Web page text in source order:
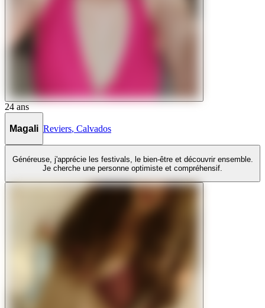
24 ans
Magali Reviers, Calvados
Généreuse, j'apprécie les festivals, le bien-être et découvrir ensemble.
Je cherche une personne optimiste et compréhensif.